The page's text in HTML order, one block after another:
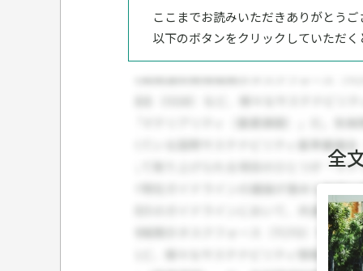
ここまでお読みいただきありがとうご
以下のボタンをクリックしていただ
全